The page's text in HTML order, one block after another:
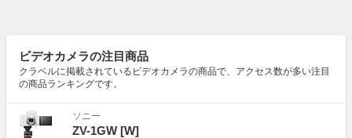
ビデオカメラの注目商品
クラベルに掲載されているビデオカメラの商品で、アクセス数が多い注目
の商品ランキングです。
ソニー
ZV-1GW [W]